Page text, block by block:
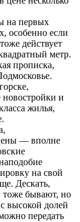
на первых
особенно если
действует
метр.
прописка,
и
жилья,
— вполне
на свой
Дескать,
тоже бывают, но
высокой долей
передать